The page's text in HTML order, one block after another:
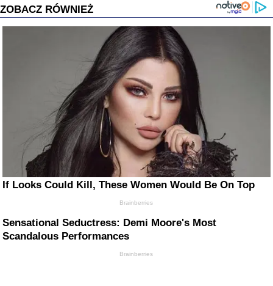
ZOBACZ RÓWNIEŻ
If Looks Could Kill, These Women Would Be On Top
Brainberries
Sensational Seductress: Demi Moore's Most
Scandalous Performances
Brainberries